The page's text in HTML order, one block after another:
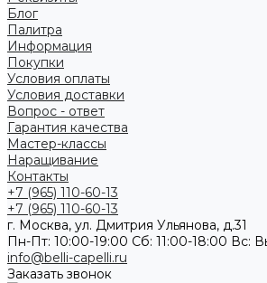
Блог
Палитра
Информация
Покупки
Условия оплаты
Условия доставки
Вопрос - ответ
Гарантия качества
Мастер-классы
Наращивание
Контакты
+7 (965) 110-60-13
+7 (965) 110-60-13
г. Москва, ул. Дмитрия Ульянова, д.31
Пн-Пт: 10:00-19:00 Cб: 11:00-18:00 Вс:
info@belli-capelli.ru
Заказать звонок